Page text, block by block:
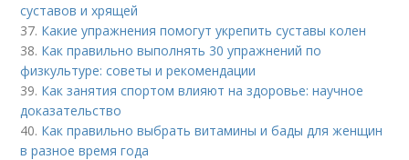
суставов и хрящей
37. Какие упражнения помогут укрепить суставы колен
38. Как правильно выполнять 30 упражнений по
физкультуре: советы и рекомендации
39. Как занятия спортом влияют на здоровье: научное
доказательство
40. Как правильно выбрать витамины и бады для женщин
в разное время года